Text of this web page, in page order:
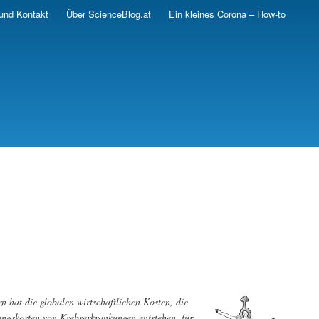
Kontakt Über ScienceBlog.at Ein kleines Corona – How-to
hat die globalen wirtschaftlichen Kosten, die